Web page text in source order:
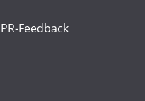
PR-Feedback